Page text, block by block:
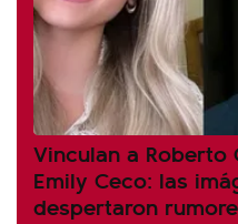
Vinculan a
Emily Ceco: las
despertaron